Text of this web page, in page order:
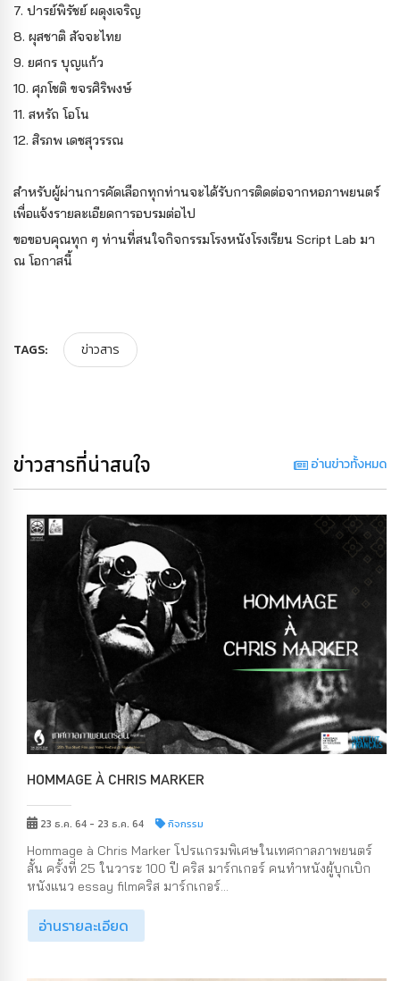
7. ปารย์พิรัชย์ ผดุงเจริญ
8. ผุสชาติ สัจจะไทย
9. ยศกร บุญแก้ว
10. ศุภโชติ ขจรศิริพงษ์
11. สหรัถ โอโน
12. สิรภพ เดชสุวรรณ
สำหรับผู้ผ่านการคัดเลือกทุกท่านจะได้รับการติดต่อจากหอภาพยนตร์
เพื่อแจ้งรายละเอียดการอบรมต่อไป
ขอขอบคุณทุก ๆ ท่านที่สนใจกิจกรรมโรงหนังโรงเรียน Script Lab มา
ณ โอกาสนี้
TAGS: ข่าวสาร
ข่าวสารที่น่าสนใจ อ่านข่าวทั้งหมด
HOMMAGE À CHRIS MARKER
23 ธ.ค. 64 - 23 ธ.ค. 64 กิจกรรม
Hommage à Chris Marker โปรแกรมพิเศษในเทศกาลภาพยนตร์
สั้น ครั้งที่ 25 ในวาระ 100 ปี คริส มาร์กเกอร์ คนทำหนังผู้บุกเบิก
หนังแนว essay filmคริส มาร์กเกอร์...
อ่านรายละเอียด